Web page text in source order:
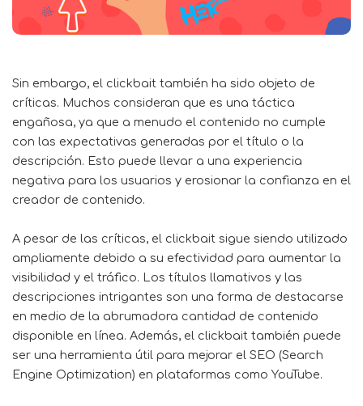
Sin embargo, el clickbait también ha sido objeto de
críticas. Muchos consideran que es una táctica
engañosa, ya que a menudo el contenido no cumple
con las expectativas generadas por el título o la
descripción. Esto puede llevar a una experiencia
negativa para los usuarios y erosionar la confianza en el
creador de contenido.
A pesar de las críticas, el clickbait sigue siendo utilizado
ampliamente debido a su efectividad para aumentar la
visibilidad y el tráfico. Los títulos llamativos y las
descripciones intrigantes son una forma de destacarse
en medio de la abrumadora cantidad de contenido
disponible en línea. Además, el clickbait también puede
ser una herramienta útil para mejorar el SEO (Search
Engine Optimization) en plataformas como YouTube.